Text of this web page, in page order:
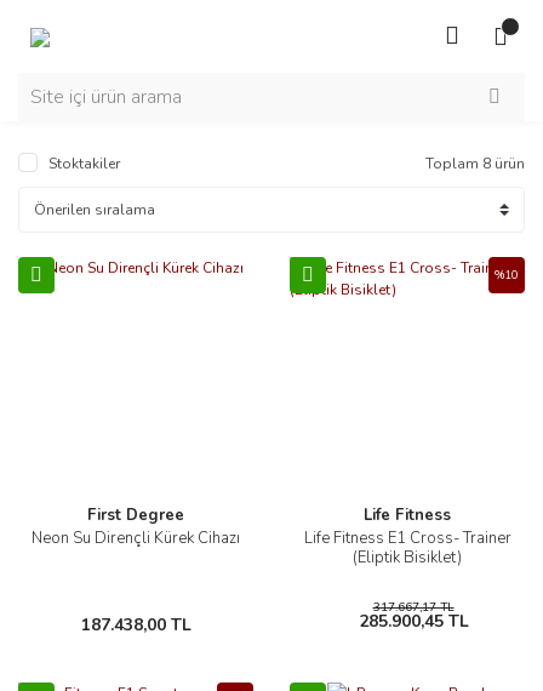
Stoktakiler Toplam 8 ürün
First Degree
Neon Su Dirençli Kürek Cihazı
187.438,00 TL
Life Fitness
Life Fitness E1 Cross- Trainer
(Eliptik Bisiklet)
%10
317.667,17 TL
285.900,45 TL